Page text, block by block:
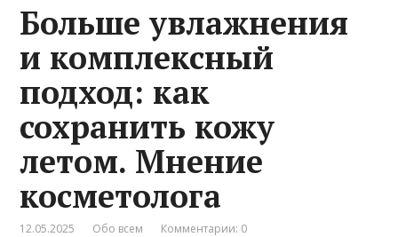
Больше увлажнения
и комплексный
подход: как
сохранить кожу
летом. Мнение
косметолога
12.05.2025 Обо всем Комментарии: 0